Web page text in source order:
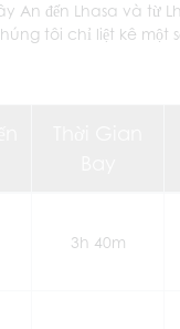
đến Lhasa và từ
tôi chỉ liệt kê một
3h 40m